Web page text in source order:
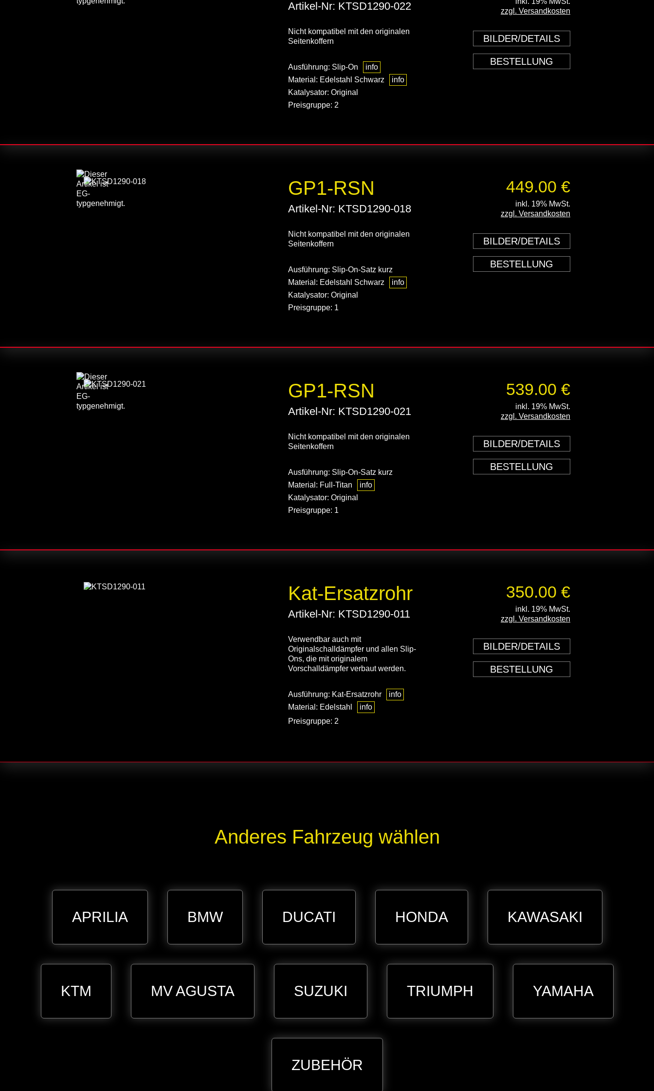
Artikel-Nr: KTSD1290-022
Nicht kompatibel mit den originalen
Seitenkoffern
Ausführung: Slip-On info
Material: Edelstahl Schwarz info
Katalysator: Original
Preisgruppe: 2
zzgl. Versandkosten
BILDER/DETAILS
BESTELLUNG
GP1-RSN
Artikel-Nr: KTSD1290-018
Nicht kompatibel mit den originalen
Seitenkoffern
Ausführung: Slip-On-Satz kurz
Material: Edelstahl Schwarz
info
Katalysator: Original
Preisgruppe: 1
449.00 €
inkl. 19% MwSt.
zzgl. Versandkosten
BILDER/DETAILS
BESTELLUNG
GP1-RSN
Artikel-Nr: KTSD1290-021
Nicht kompatibel mit den originalen
Seitenkoffern
Ausführung: Slip-On-Satz kurz
Material: Full-Titan
info
Katalysator: Original
Preisgruppe: 1
539.00 €
inkl. 19% MwSt.
zzgl. Versandkosten
BILDER/DETAILS
BESTELLUNG
Kat-Ersatzrohr
Artikel-Nr: KTSD1290-011
Verwendbar auch mit
Originalschalldämpfer und allen Slip-
Ons, die mit originalem
Vorschalldämpfer verbaut werden.
Ausführung: Kat-Ersatzrohr info
Material: Edelstahl info
Preisgruppe: 2
350.00 €
inkl. 19% MwSt.
zzgl. Versandkosten
BILDER/DETAILS
BESTELLUNG
Anderes Fahrzeug wählen
APRILIA BMW DUCATI HONDA KAWASAKI
KTM MV AGUSTA SUZUKI TRIUMPH YAMAHA
ZUBEHÖR